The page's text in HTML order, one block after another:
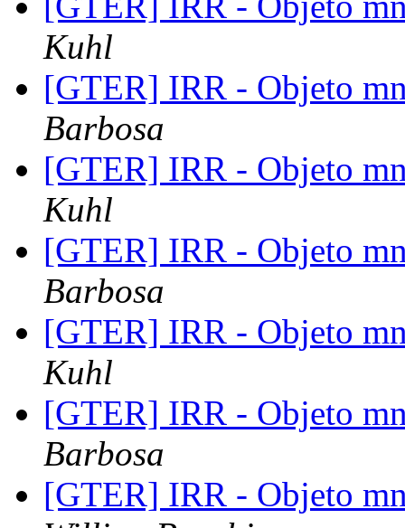
Kuhl
[GTER] IRR - Objeto
Barbosa
[GTER] IRR - Objeto
Kuhl
[GTER] IRR - Objeto
Barbosa
[GTER] IRR - Objeto
Kuhl
[GTER] IRR - Objeto
Barbosa
[GTER] IRR - Objeto